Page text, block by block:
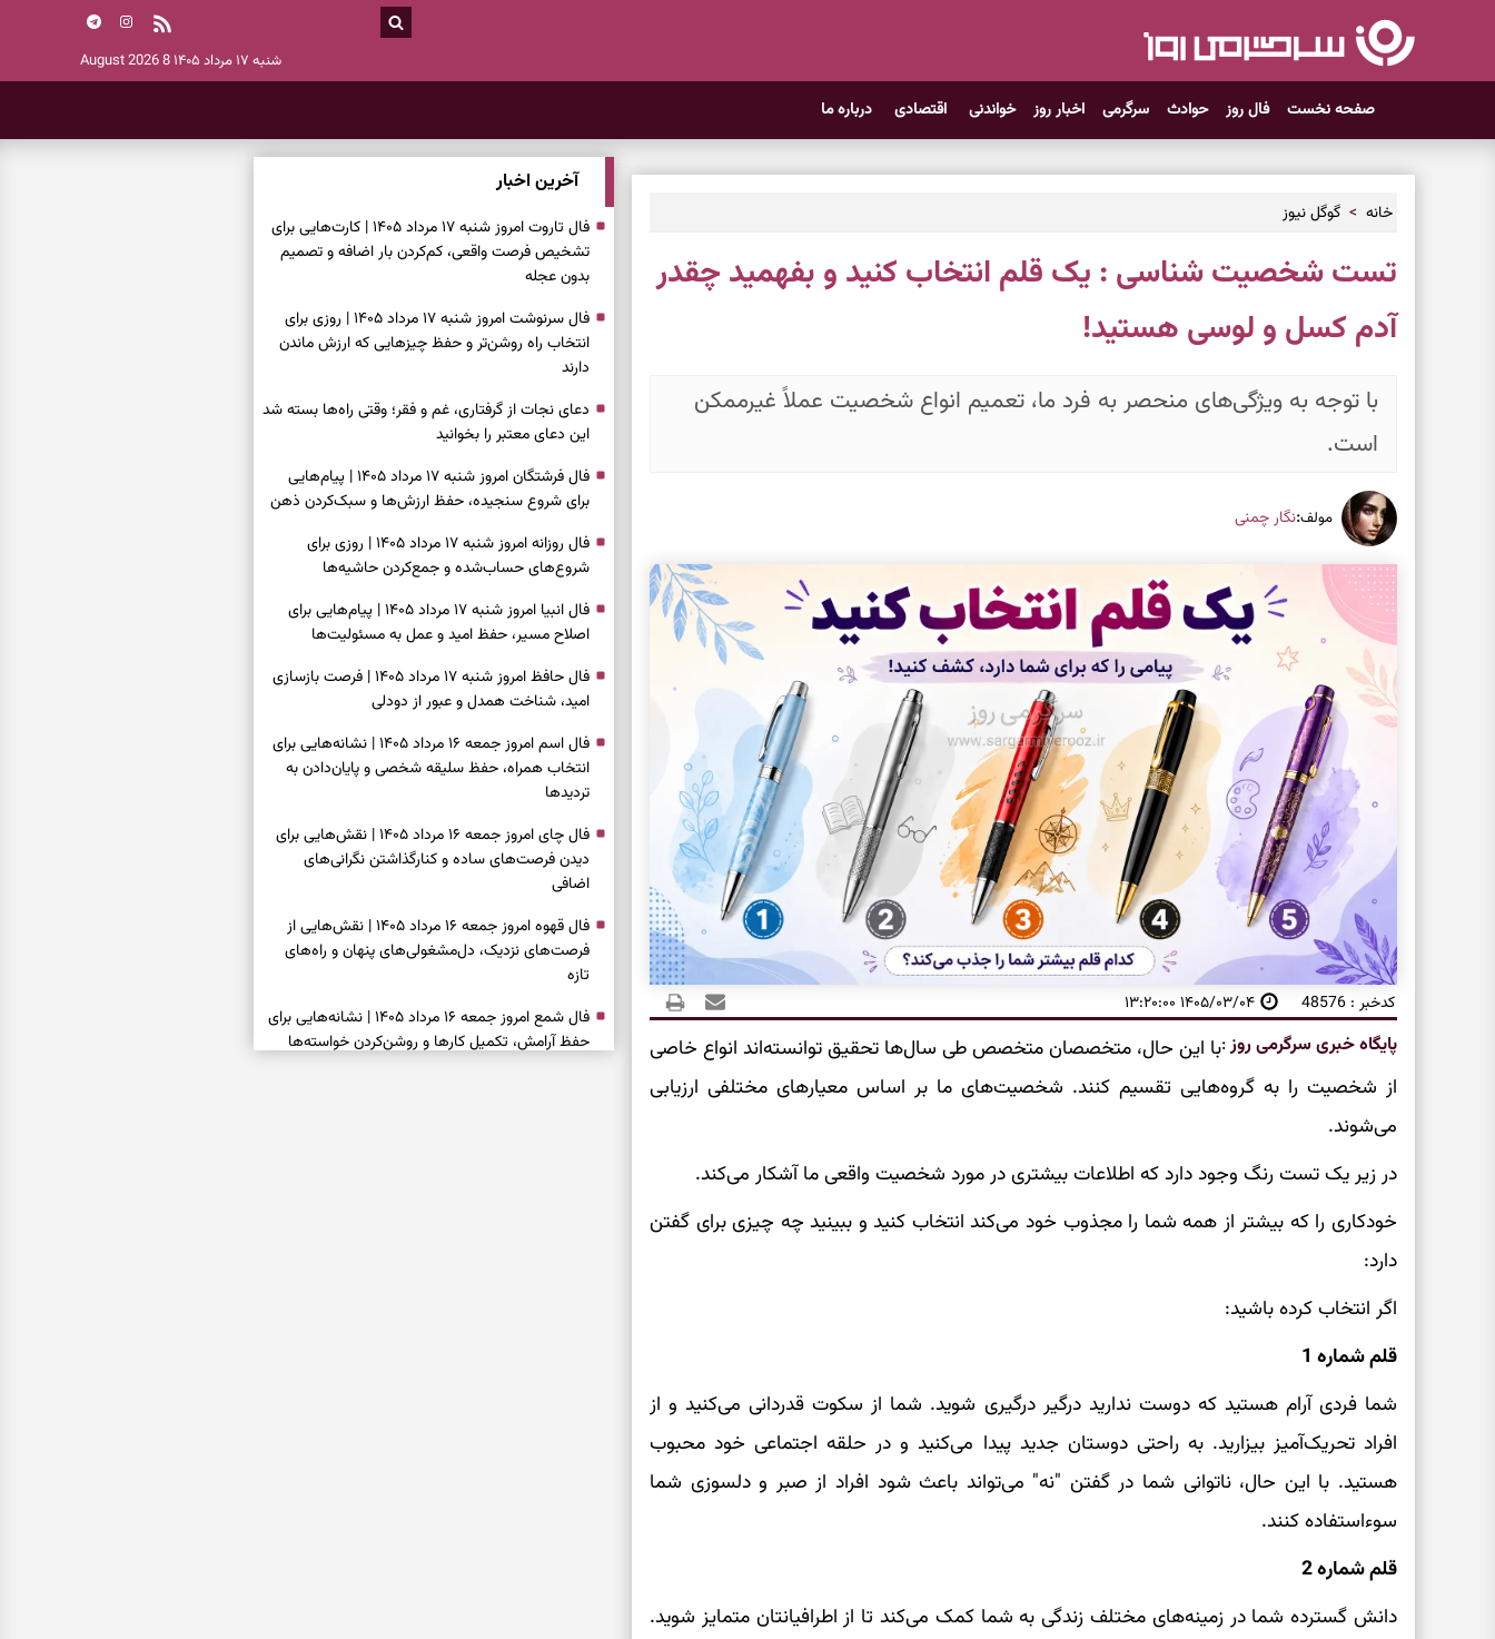
شنبه ۱۷ مرداد ۱۴۰۵ 8 August 2026
صفحه نخست فال روز حوادث سرگرمی اخبار روز خواندنی اقتصادی درباره ما
خانه گوگل نیوز
تست شخصیت شناسی : یک قلم انتخاب کنید و بفهمید چقدر
آدم کسل و لوسی هستید!
با توجه به ویژگی‌های منحصر به فرد ما، تعمیم انواع شخصیت عملاً غیرممکن
است.
مولف:نگار چمنی
کدخبر : 48576 ۱۴۰۵/۰۳/۰۴ ۱۳:۲۰:۰۰
پایگاه خبری سرگرمی روز:با این حال، متخصصان متخصص طی سال‌ها تحقیق توانسته‌اند انواع خاصی
از شخصیت را به گروه‌هایی تقسیم کنند. شخصیت‌های ما بر اساس معیارهای مختلفی ارزیابی
می‌شوند.
در زیر یک تست رنگ وجود دارد که اطلاعات بیشتری در مورد شخصیت واقعی ما آشکار می‌کند.
خودکاری را که بیشتر از همه شما را مجذوب خود می‌کند انتخاب کنید و ببینید چه چیزی برای گفتن
دارد:
اگر انتخاب کرده باشید:
قلم شماره 1
شما فردی آرام هستید که دوست ندارید درگیر درگیری شوید. شما از سکوت قدردانی می‌کنید و از
افراد تحریک‌آمیز بیزارید. به راحتی دوستان جدید پیدا می‌کنید و در حلقه اجتماعی خود محبوب
هستید. با این حال، ناتوانی شما در گفتن "نه" می‌تواند باعث شود افراد از صبر و دلسوزی شما
سوءاستفاده کنند.
قلم شماره 2
دانش گسترده شما در زمینه‌های مختلف زندگی به شما کمک می‌کند تا از اطرافیانتان متمایز شوید.
آخرین اخبار
فال تاروت امروز شنبه ۱۷ مرداد ۱۴۰۵ | کارت‌هایی برای
تشخیص فرصت واقعی، کم‌کردن بار اضافه و تصمیم
بدون عجله
فال سرنوشت امروز شنبه ۱۷ مرداد ۱۴۰۵ | روزی برای
انتخاب راه روشن‌تر و حفظ چیزهایی که ارزش ماندن
دارند
دعای نجات از گرفتاری، غم و فقر؛ وقتی راه‌ها بسته شد
این دعای معتبر را بخوانید
فال فرشتگان امروز شنبه ۱۷ مرداد ۱۴۰۵ | پیام‌هایی
برای شروع سنجیده، حفظ ارزش‌ها و سبک‌کردن ذهن
فال روزانه امروز شنبه ۱۷ مرداد ۱۴۰۵ | روزی برای
شروع‌های حساب‌شده و جمع‌کردن حاشیه‌ها
فال انبیا امروز شنبه ۱۷ مرداد ۱۴۰۵ | پیام‌هایی برای
اصلاح مسیر، حفظ امید و عمل به مسئولیت‌ها
فال حافظ امروز شنبه ۱۷ مرداد ۱۴۰۵ | فرصت بازسازی
امید، شناخت همدل و عبور از دودلی
فال اسم امروز جمعه ۱۶ مرداد ۱۴۰۵ | نشانه‌هایی برای
انتخاب همراه، حفظ سلیقه شخصی و پایان‌دادن به
تردیدها
فال چای امروز جمعه ۱۶ مرداد ۱۴۰۵ | نقش‌هایی برای
دیدن فرصت‌های ساده و کنارگذاشتن نگرانی‌های
اضافی
فال قهوه امروز جمعه ۱۶ مرداد ۱۴۰۵ | نقش‌هایی از
فرصت‌های نزدیک، دل‌مشغولی‌های پنهان و راه‌های
تازه
فال شمع امروز جمعه ۱۶ مرداد ۱۴۰۵ | نشانه‌هایی برای
حفظ آرامش، تکمیل کارها و روشن‌کردن خواسته‌ها